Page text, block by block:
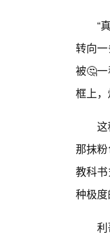
“
转向
被🤔
框上
那抹
教科
种极